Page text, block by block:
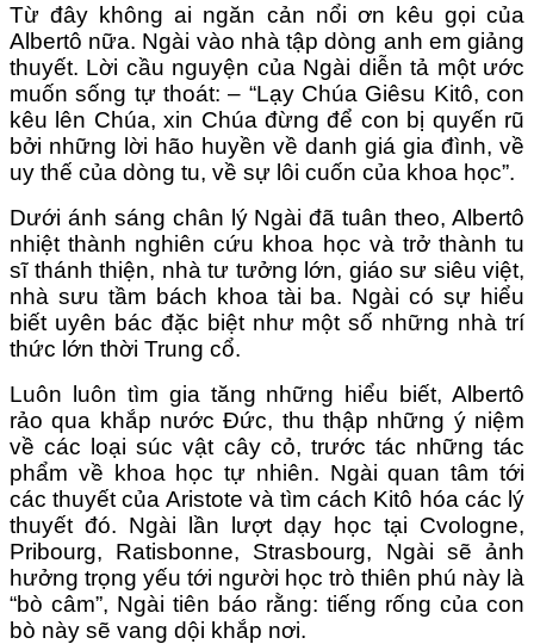
Từ đây không ai ngăn cản nổi ơn kêu gọi của
Albertô nữa. Ngài vào nhà tập dòng anh em giảng
thuyết. Lời cầu nguyện của Ngài diễn tả một ước
muốn sống tự thoát: – “Lạy Chúa Giêsu Kitô, con
kêu lên Chúa, xin Chúa đừng để con bị quyến rũ
bởi những lời hão huyền về danh giá gia đình, về
uy thế của dòng tu, về sự lôi cuốn của khoa học”.
Dưới ánh sáng chân lý Ngài đã tuân theo, Albertô
nhiệt thành nghiên cứu khoa học và trở thành tu
sĩ thánh thiện, nhà tư tưởng lớn, giáo sư siêu việt,
nhà sưu tầm bách khoa tài ba. Ngài có sự hiểu
biết uyên bác đặc biệt như một số những nhà trí
thức lớn thời Trung cổ.
Luôn luôn tìm gia tăng những hiểu biết, Albertô
rảo qua khắp nước Đức, thu thập những ý niệm
về các loại súc vật cây cỏ, trước tác những tác
phẩm về khoa học tự nhiên. Ngài quan tâm tới
các thuyết của Aristote và tìm cách Kitô hóa các lý
thuyết đó. Ngài lần lượt dạy học tại Cvologne,
Pribourg, Ratisbonne, Strasbourg, Ngài sẽ ảnh
hưởng trọng yếu tới người học trò thiên phú này là
“bò câm”, Ngài tiên báo rằng: tiếng rống của con
bò này sẽ vang dội khắp nơi.